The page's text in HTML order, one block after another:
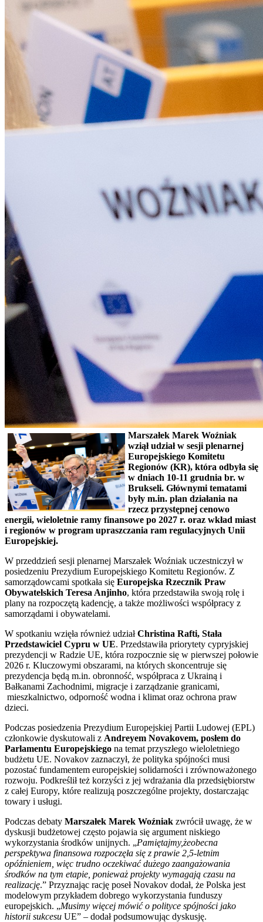
Marszałek Marek Woźniak
wziął udział w sesji plenarnej
Europejskiego Komitetu
Regionów (KR), która odbyła się
w dniach 10-11 grudnia br. w
Brukseli. Głównymi tematami
były m.in. plan działania na
rzecz przystępnej cenowo
energii, wieloletnie ramy finansowe po 2027 r. oraz wkład miast
i regionów w program upraszczania ram regulacyjnych Unii
Europejskiej.
W przeddzień sesji plenarnej Marszałek Woźniak uczestniczył w
posiedzeniu Prezydium Europejskiego Komitetu Regionów. Z
samorządowcami spotkała się Europejska Rzecznik Praw
Obywatelskich Teresa Anjinho, która przedstawiła swoją rolę i
plany na rozpoczętą kadencję, a także możliwości współpracy z
samorządami i obywatelami.
W spotkaniu wzięła również udziałChristina Rafti, Stała
Przedstawiciel Cypru w UE. Przedstawiła priorytety cypryjskiej
prezydencji w Radzie UE, która rozpocznie się w pierwszej połowie
2026 r. Kluczowymi obszarami, na których skoncentruje się
prezydencja będą m.in. obronność, współpraca z Ukrainą i
Bałkanami Zachodnimi, migracje i zarządzanie granicami,
mieszkalnictwo, odporność wodna i klimat oraz ochrona praw
dzieci.
Podczas posiedzenia Prezydium Europejskiej Partii Ludowej (EPL)
członkowie dyskutowali z Andreyem Novakovem, posłem do
Parlamentu Europejskiego na temat przyszłego wieloletniego
budżetu UE. Novakov zaznaczył, że polityka spójności musi
pozostać fundamentem europejskiej solidarności i zrównoważonego
rozwoju. Podkreślił też korzyści z jej wdrażania dla przedsiębiorstw
z całej Europy, które realizują poszczególne projekty, dostarczając
towary i usługi.
Podczas debaty Marszałek Marek Woźniak zwrócił uwagę, że w
dyskusji budżetowej często pojawia się argument niskiego
wykorzystania środków unijnych. „Pamiętajmy,żeobecna
perspektywa finansowa rozpoczęła się z prawie 2,5-letnim
opóźnieniem, więc trudno oczekiwać dużego zaangażowania
środków na tym etapie, ponieważ projekty wymagają czasu na
realizację.” Przyznając rację poseł Novakov dodał, że Polska jest
modelowym przykładem dobrego wykorzystania funduszy
europejskich. „Musimy więcej mówić o polityce spójności jako
historii sukcesu UE” – dodał podsumowując dyskusję.